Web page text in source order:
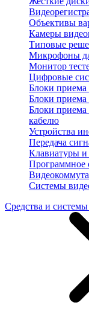
Объективы
Камеры
Типовые
Микрофоны
Монитор
Цифровые
Блоки приема
Блоки приема
Блоки приема
кабелю
Устройства
Передача
Клавиатуры и
Программное
Системы
Средства и